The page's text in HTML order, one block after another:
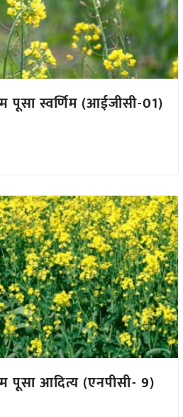
पूसा स्वर्णिम (आईजीसी-01)
पूसा आदित्य (एनपीसी- 9)